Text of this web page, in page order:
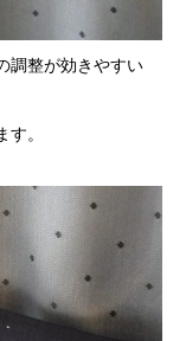
調整が効きやすい
。